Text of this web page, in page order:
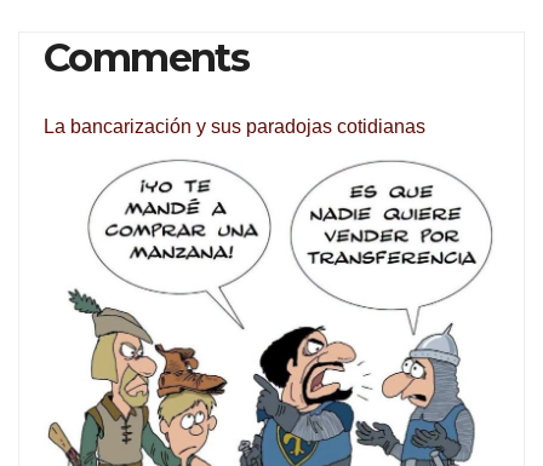
Comments
La bancarización y sus paradojas cotidianas